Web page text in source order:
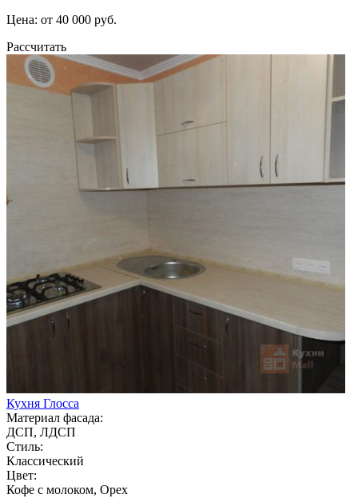
Цена: от 40 000 руб.
Рассчитать
Кухня Глосса
Материал фасада:
ДСП, ЛДСП
Стиль:
Классический
Цвет:
Кофе с молоком, Орех